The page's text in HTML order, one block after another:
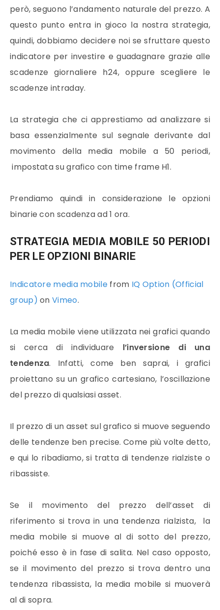
però, seguono l’andamento naturale del prezzo. A
questo punto entra in gioco la nostra strategia,
quindi, dobbiamo decidere noi se sfruttare questo
indicatore per investire e guadagnare grazie alle
scadenze giornaliere h24, oppure scegliere le
scadenze intraday.
La strategia che ci apprestiamo ad analizzare si
basa essenzialmente sul segnale derivante dal
movimento della media mobile a 50 periodi,
impostata su grafico con time frame H1.
Prendiamo quindi in considerazione le opzioni
binarie con scadenza ad 1 ora.
STRATEGIA MEDIA MOBILE 50 PERIODI
PER LE OPZIONI BINARIE
Indicatore media mobilefrom IQ Option (Official
group) onVimeo.
La media mobile viene utilizzata nei grafici quando
si cerca di individuare l’inversione di una
tendenza. Infatti, come ben saprai, i grafici
proiettano su un grafico cartesiano, l’oscillazione
del prezzo di qualsiasi asset.
Il prezzo di un asset sul grafico si muove seguendo
delle tendenze ben precise. Come più volte detto,
e qui lo ribadiamo, si tratta di tendenze rialziste o
ribassiste.
Se il movimento del prezzo dell’asset di
riferimento si trova in una tendenza rialzista, la
media mobile si muove al di sotto del prezzo,
poiché esso è in fase di salita. Nel caso opposto,
se il movimento del prezzo si trova dentro una
tendenza ribassista, la media mobile si muoverà
al di sopra.